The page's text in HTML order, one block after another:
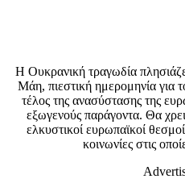
Η Ουκρανική τραγωδία
Μάη, πιεστική ημερομηνία για
τέλος της ανασύστασης της
εξωγενούς παράγοντα. Θα
ελκυστικοί ευρωπαϊκοί
κοινωνίες στις